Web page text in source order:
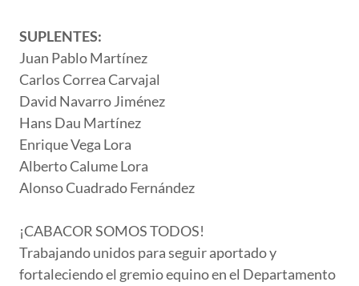
SUPLENTES:
Juan Pablo Martínez
Carlos Correa Carvajal
David Navarro Jiménez
Hans Dau Martínez
Enrique Vega Lora
Alberto Calume Lora
Alonso Cuadrado Fernández
¡CABACOR SOMOS TODOS!
Trabajando unidos para seguir aportado y
fortaleciendo el gremio equino en el Departamento